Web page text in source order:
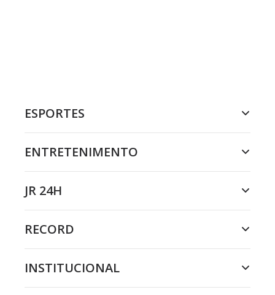
ESPORTES
ENTRETENIMENTO
JR 24H
RECORD
INSTITUCIONAL